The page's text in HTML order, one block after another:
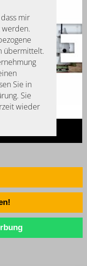
mir
werden.
übermittelt.
Sie in
Sie
wieder